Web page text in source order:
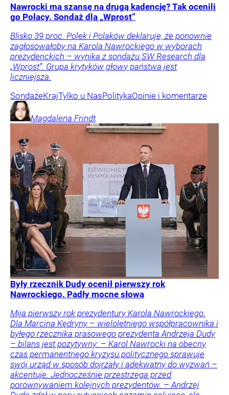
Nawrocki ma szansę na drugą kadencję? Tak ocenili
go Polacy. Sondaż dla „Wprost”
Blisko 39 proc. Polek i Polaków deklaruje, że ponownie
zagłosowałoby na Karola Nawrockiego w wyborach
prezydenckich – wynika z sondażu SW Research dla
„Wprost”. Grupa krytyków głowy państwa jest
liczniejsza.
SondażeKrajTylko u NasPolitykaOpinie i komentarze
Magdalena Frindt
Były rzecznik Dudy ocenił pierwszy rok
Nawrockiego. Padły mocne słowa
Mija pierwszy rok prezydentury Karola Nawrockiego.
Dla Marcina Kędryny – wieloletniego współpracownika i
byłego rzecznika prasowego prezydenta Andrzeja Dudy
– bilans jest pozytywny: – Karol Nawrocki na obecny
czas permanentnego kryzysu politycznego sprawuje
swój urząd w sposób dojrzały i adekwatny do wyzwań –
akcentuje. Jednocześnie przestrzega przed
porównywaniem kolejnych prezydentów. – Andrzej